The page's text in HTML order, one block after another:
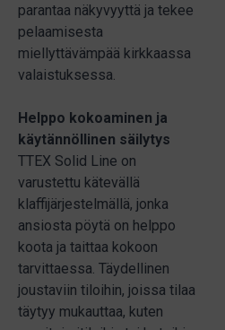
parantaa näkyvyyttä ja tekee
pelaamisesta
miellyttävämpää kirkkaassa
valaistuksessa.
Helppo kokoaminen ja
käytännöllinen säilytys
TTEX Solid Line on
varustettu kätevällä
klaffijärjestelmällä, jonka
ansiosta pöytä on helppo
koota ja taittaa kokoon
tarvittaessa. Täydellinen
joustaviin tiloihin, joissa tilaa
täytyy mukauttaa, kuten